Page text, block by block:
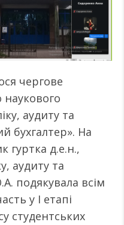
чергове
наукового
аудиту та
бухгалтер». На
гуртка д.е.н.,
аудиту та
подякувала всім
у І етапі
студентських